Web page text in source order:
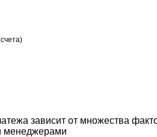
зависит от множества
менеджерами